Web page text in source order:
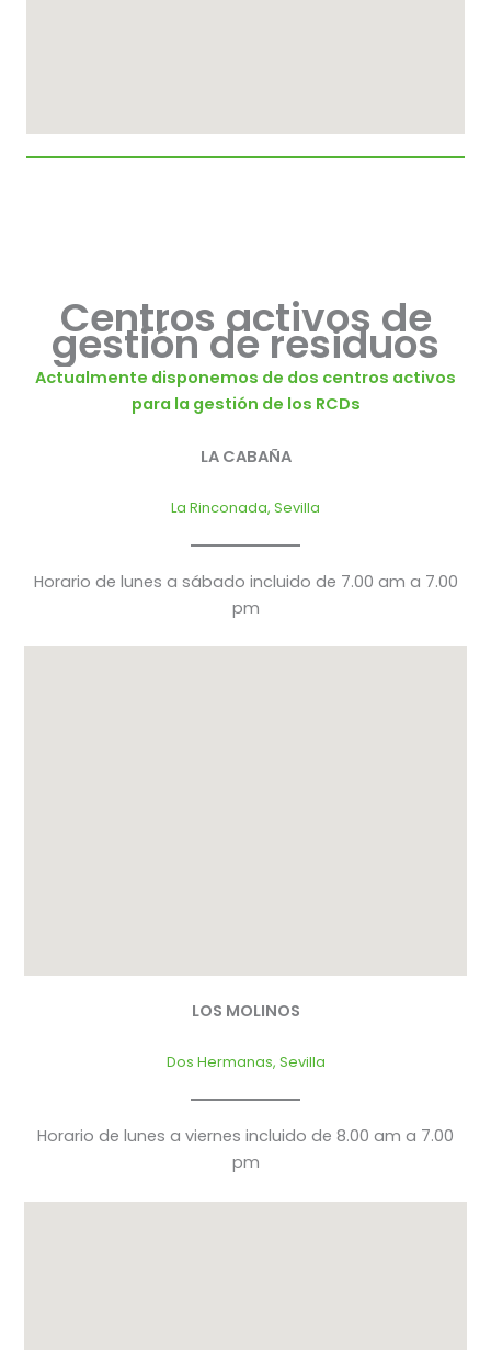
Centros activos de
gestión de residuos
Actualmente disponemos de dos centros activos
para la gestión de los RCDs
LA CABAÑA
La Rinconada, Sevilla
Horario de lunes a sábado incluido de 7.00 am a 7.00
pm
LOS MOLINOS
Dos Hermanas, Sevilla
Horario de lunes a viernes incluido de 8.00 am a 7.00
pm